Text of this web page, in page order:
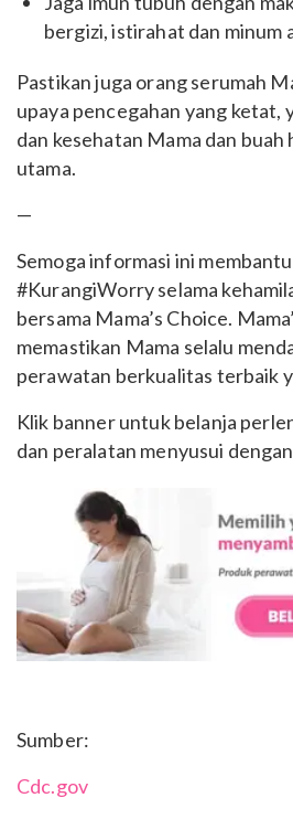
bergizi, istirahat dan minum
Pastikan juga orang serumah
upaya pencegahan yang ketat,
dan kesehatan Mama dan buah
utama.
—
Semoga informasi ini
#KurangiWorry selama
bersama Mama’s Choice.
memastikan Mama selalu
perawatan berkualitas terbaik
Klik banner untuk belanja
dan peralatan menyusui
Sumber:
Cdc.gov